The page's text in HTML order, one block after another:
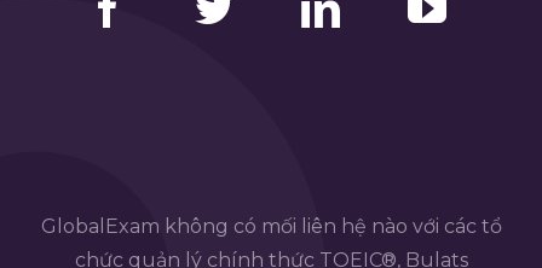
GlobalExam không có mối liên hệ nào với các tổ
chức quản lý chính thức TOEIC®, Bulats